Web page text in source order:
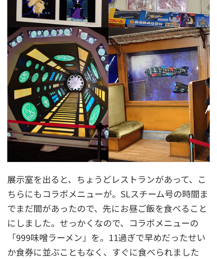
展示室を出ると、ちょうどレストランがあって、こ
ちらにもコラボメニューが。SLスチーム号の時間ま
でまだ間があったので、先にお昼ご飯を食べること
にしました。せっかくなので、コラボメニューの
「999味噌ラーメン」を。11過ぎで早めだったせい
か食券に並ぶこともなく、すぐに食べられました